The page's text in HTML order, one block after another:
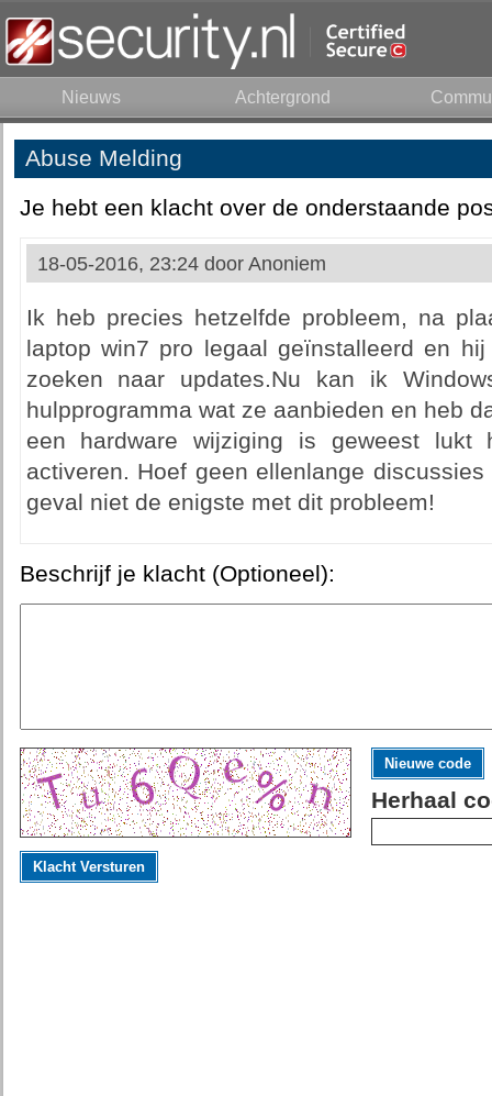
Nieuws Achtergrond
Abuse Melding
Je hebt een klacht over de onderstaande
18-05-2016, 23:24 door Anoniem
Ik heb precies hetzelfde probleem, na
laptop win7 pro legaal geïnstalleerd en
zoeken naar updates.Nu kan ik
hulpprogramma wat ze aanbieden en heb
een hardware wijziging is geweest
activeren. Hoef geen ellenlange
geval niet de enigste met dit probleem!
Beschrijf je klacht (Optioneel):
Nieuwe code
Herhaal
Klacht Versturen